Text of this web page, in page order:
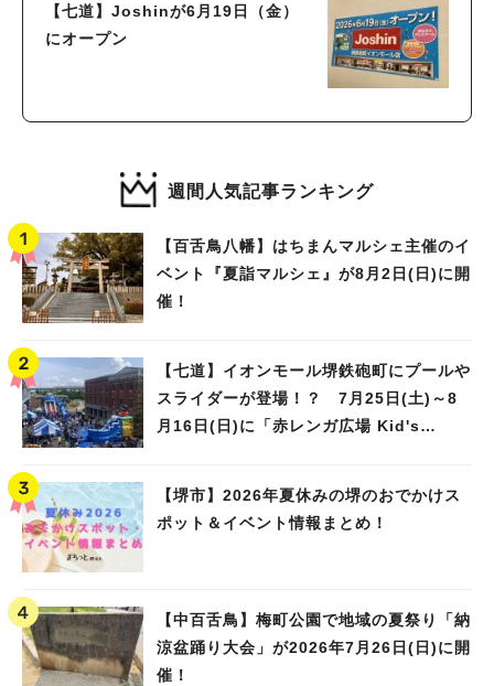
【七道】Joshinが6月19日（金）
にオープン
週間人気記事ランキング
【百舌鳥八幡】はちまんマルシェ主催のイ
ベント『夏詣マルシェ』が8月2日(日)に開
催！
【七道】イオンモール堺鉄砲町にプールや
スライダーが登場！？ 7月25日(土)～8
月16日(日)に「赤レンガ広場 Kid's
【堺市】2026年夏休みの堺のおでかけス
ポット＆イベント情報まとめ！
【中百舌鳥】梅町公園で地域の夏祭り「納
涼盆踊り大会」が2026年7月26日(日)に開
催！